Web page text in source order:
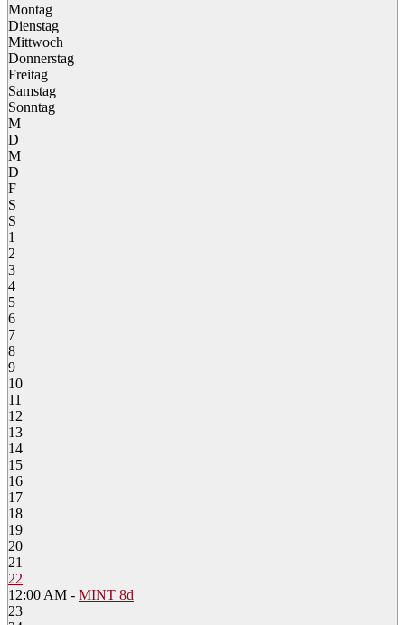
Montag
Dienstag
Mittwoch
Donnerstag
Freitag
Samstag
Sonntag
M
D
M
D
F
S
S
1
2
3
4
5
6
7
8
9
10
11
12
13
14
15
16
17
18
19
20
21
22
12:00 AM - MINT 8d
23